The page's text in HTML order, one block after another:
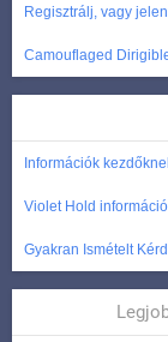
Regisztrálj, vagy
Camouflaged
Információk
Violet Hold
Gyakran Ismételt